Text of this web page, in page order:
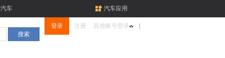
汽车 汽车应用
登录 注册 其他账号登录